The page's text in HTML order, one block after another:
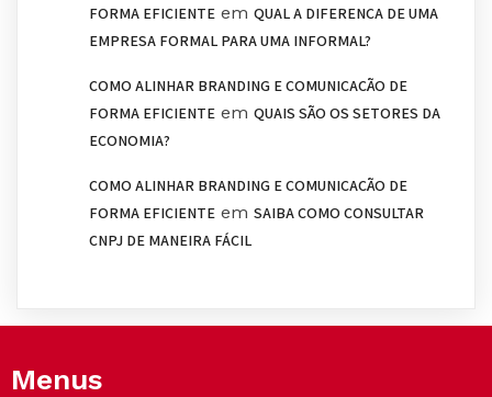
FORMA EFICIENTE em QUAL A DIFERENÇA DE UMA
EMPRESA FORMAL PARA UMA INFORMAL?
COMO ALINHAR BRANDING E COMUNICAÇÃO DE
FORMA EFICIENTE em QUAIS SÃO OS SETORES DA
ECONOMIA?
COMO ALINHAR BRANDING E COMUNICAÇÃO DE
FORMA EFICIENTE em SAIBA COMO CONSULTAR
CNPJ DE MANEIRA FÁCIL
Menus